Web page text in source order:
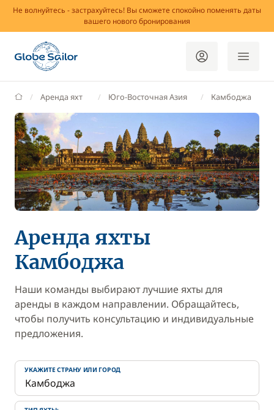
Не волнуйтесь - застрахуйтесь! Вы сможете спокойно поменять даты
вашего нового бронирования
GlobeSailor
Аренда яхт Юго-Восточная Азия Камбоджа
Аренда яхты
Камбоджа
Наши команды выбирают лучшие яхты для
аренды в каждом направлении. Обращайтесь,
чтобы получить консультацию и индивидуальные
предложения.
УКАЖИТЕ СТРАНУ ИЛИ ГОРОД